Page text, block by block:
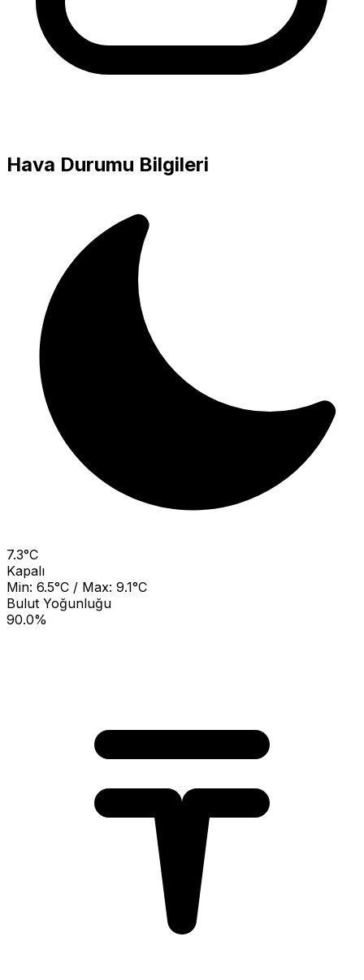
Hava Durumu Bilgileri
7.3°C
Kapalı
Min: 6.5°C / Max: 9.1°C
Bulut Yoğunluğu
90.0%